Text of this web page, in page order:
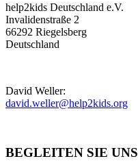
help2kids Deutschland e.V.
Invalidenstraße 2
66292 Riegelsberg
Deutschland
David Weller:
david.weller@help2kids.org
BEGLEITEN SIE UNS